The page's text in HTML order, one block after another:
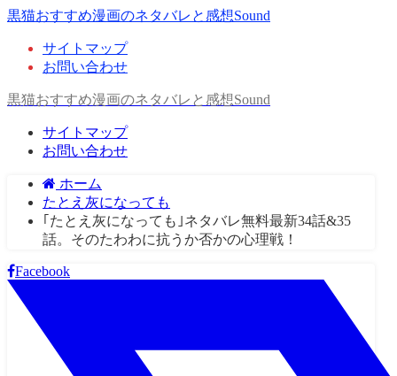
黒猫おすすめ漫画のネタバレと感想Sound
サイトマップ
お問い合わせ
黒猫おすすめ漫画のネタバレと感想Sound
サイトマップ
お問い合わせ
ホーム
たとえ灰になっても
｢たとえ灰になっても｣ネタバレ無料最新34話&35
話。そのたわわに抗うか否かの心理戦！
Facebook